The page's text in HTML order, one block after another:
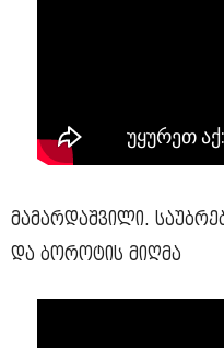
მამარდაშვილი.
და ბოროტის მიღმა